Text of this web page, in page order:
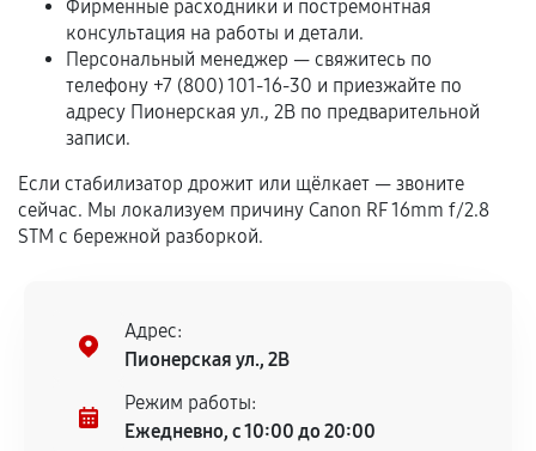
Если комплектующие куплены
самостоятельно
Гарантия на выполненные работы может
сохраняться полностью или частично, если
Предоставленные детали подходят по
техническим параметрам и не имеют внешних
центром.
При этом гарантия на сами комплектующие
продавца. За качество сторонних деталей
сервисный центр ответственности не несет.
Фирменные расходники и постремонтная
консультация на работы и детали.
Персональный менеджер — свяжитесь по
телефону +7 (800) 101-16-30 и приезжайте по
адресу Пионерская ул., 2В по предварительной
записи.
Если стабилизатор дрожит или щёлкает — звоните
сейчас. Мы локализуем причину Canon RF 16mm f/2.8
STM с бережной разборкой.
Адрес:
Пионерская ул., 2В
Режим работы:
Ежедневно, с 10:00 до 20:00